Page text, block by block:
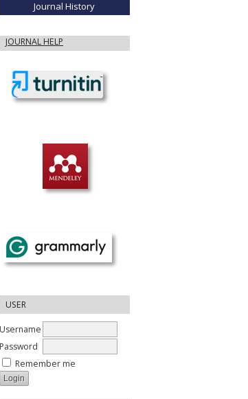
Journal History
JOURNAL HELP
USER
Username
Password
Remember me